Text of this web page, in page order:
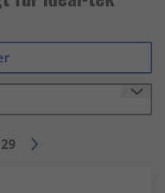
29